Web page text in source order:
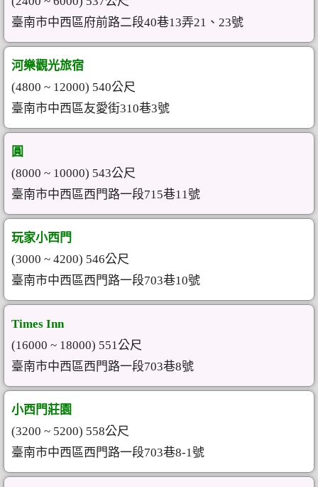
臺南市中西區府前路二段40巷13弄21、23號
河樂觀光旅宿
(4800 ~ 12000) 540公尺
臺南市中西區友愛街310巷3號
圓
(8000 ~ 10000) 543公尺
臺南市中西區西門路一段715巷11號
玩家小西門
(3000 ~ 4200) 546公尺
臺南市中西區西門路一段703巷10號
Times Inn
(16000 ~ 18000) 551公尺
臺南市中西區西門路一段703巷8號
小西門莊園
(3200 ~ 5200) 558公尺
臺南市中西區西門路一段703巷8-1號